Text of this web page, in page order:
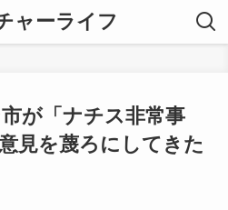
ャーライフ
が「ナチス非常事
見を蔑ろにしてきた